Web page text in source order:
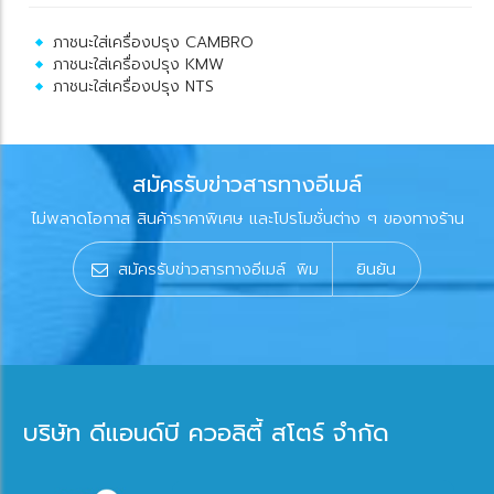
ภาชนะใส่เครื่องปรุง CAMBRO
ภาชนะใส่เครื่องปรุง KMW
ภาชนะใส่เครื่องปรุง NTS
สมัครรับข่าวสารทางอีเมล์
ไม่พลาดโอกาส สินค้าราคาพิเศษ และโปรโมชั่นต่าง ๆ ของทางร้าน
ยินยัน
บริษัท ดีแอนด์บี ควอลิตี้ สโตร์ จำกัด